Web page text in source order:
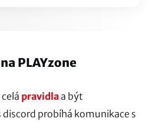
PLAYzone
pravidlaa být
discord probíhá komunikace s